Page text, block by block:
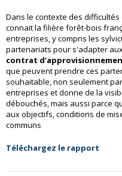
Dans le contexte des
connait la filière forêt-bois
entreprises, y compris les
partenariats pour s'adapter
contrat
que peuvent prendre ces
souhaitable, non seulement
entreprises et donne de la
débouchés, mais aussi parce
aux objectifs, conditions de
communs
Téléchargez le rapport